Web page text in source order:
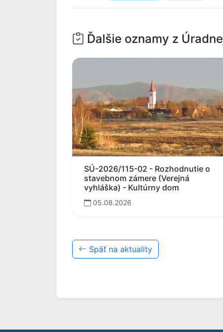
Ďalšie oznamy z
SÚ-2026/115-02 - Rozhodnutie o
stavebnom zámere (Verejná
vyhláška) - Kultúrny dom
05.08.2026
Späť na aktuality